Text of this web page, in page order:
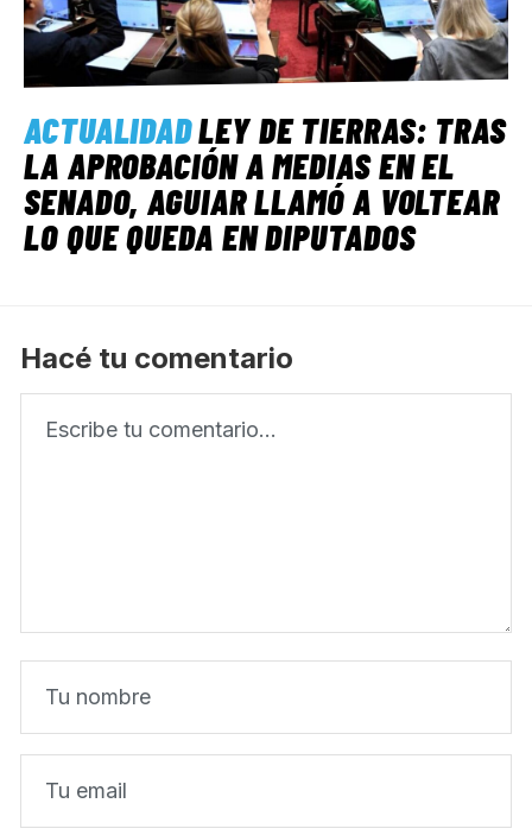
ACTUALIDADLEY DE TIERRAS: TRAS
LA APROBACIÓN A MEDIAS EN EL
SENADO, AGUIAR LLAMÓ A VOLTEAR
LO QUE QUEDA EN DIPUTADOS
Hacé tu comentario